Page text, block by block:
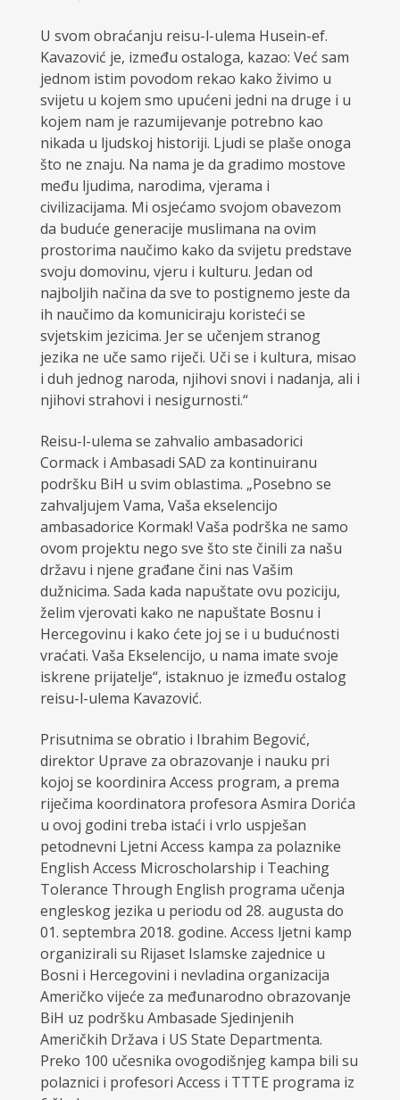
U svom obraćanju reisu-l-ulema Husein-ef.
Kavazović je, između ostaloga, kazao: Već sam
jednom istim povodom rekao kako živimo u
svijetu u kojem smo upućeni jedni na druge i u
kojem nam je razumijevanje potrebno kao
nikada u ljudskoj historiji. Ljudi se plaše onoga
što ne znaju. Na nama je da gradimo mostove
među ljudima, narodima, vjerama i
civilizacijama. Mi osjećamo svojom obavezom
da buduće generacije muslimana na ovim
prostorima naučimo kako da svijetu predstave
svoju domovinu, vjeru i kulturu. Jedan od
najboljih načina da sve to postignemo jeste da
ih naučimo da komuniciraju koristeći se
svjetskim jezicima. Jer se učenjem stranog
jezika ne uče samo riječi. Uči se i kultura, misao
i duh jednog naroda, njihovi snovi i nadanja, ali i
njihovi strahovi i nesigurnosti.“
Reisu-l-ulema se zahvalio ambasadorici
Cormack i Ambasadi SAD za kontinuiranu
podršku BiH u svim oblastima. „Posebno se
zahvaljujem Vama, Vaša ekselencijo
ambasadorice Kormak! Vaša podrška ne samo
ovom projektu nego sve što ste činili za našu
državu i njene građane čini nas Vašim
dužnicima. Sada kada napuštate ovu poziciju,
želim vjerovati kako ne napuštate Bosnu i
Hercegovinu i kako ćete joj se i u budućnosti
vraćati. Vaša Ekselencijo, u nama imate svoje
iskrene prijatelje“, istaknuo je između ostalog
reisu-l-ulema Kavazović.
Prisutnima se obratio i Ibrahim Begović,
direktor Uprave za obrazovanje i nauku pri
kojoj se koordinira Access program, a prema
riječima koordinatora profesora Asmira Dorića
u ovoj godini treba istaći i vrlo uspješan
petodnevni Ljetni Access kampa za polaznike
English Access Microscholarship i Teaching
Tolerance Through English programa učenja
engleskog jezika u periodu od 28. augusta do
01. septembra 2018. godine. Access ljetni kamp
organizirali su Rijaset Islamske zajednice u
Bosni i Hercegovini i nevladina organizacija
Američko vijeće za međunarodno obrazovanje
BiH uz podršku Ambasade Sjedinjenih
Američkih Država i US State Departmenta.
Preko 100 učesnika ovogodišnjeg kampa bili su
polaznici i profesori Access i TTTE programa iz